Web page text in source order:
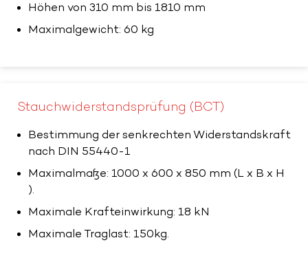
Höhen von 310 mm bis 1810 mm
Maximalgewicht: 60 kg
Stauchwiderstandsprüfung (BCT)
Bestimmung der senkrechten Widerstandskraft
nach DIN 55440-1
Maximalmaße: 1000 x 600 x 850 mm (L x B x H
).
Maximale Krafteinwirkung: 18 kN
Maximale Traglast: 150kg.